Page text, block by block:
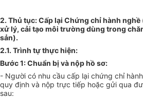
2. Thủ tục: Cấp lại Chứng chỉ hành
xử lý, cải tạo môi trường dùng trong
sản).
2.1. Trình tự thực hiện:
Bước 1: Chuẩn bị và nộp hồ sơ:
- Người có nhu cầu cấp lại chứng chỉ
quy định và nộp trực tiếp hoặc gửi qua
sau: